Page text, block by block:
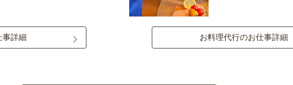
事詳細 お料理代行のお仕事詳細